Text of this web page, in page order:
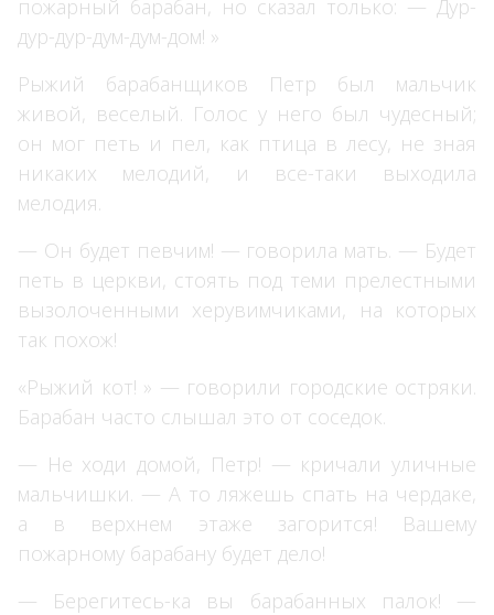
пожарный барабан, но сказал только: — Дур-
дур-дур-дум-дум-дом! »
Рыжий барабанщиков Петр был мальчик
живой, веселый. Голос у него был чудесный;
он мог петь и пел, как птица в лесу, не зная
никаких мелодий, и все-таки выходила
мелодия.
— Он будет певчим! — говорила мать. — Будет
петь в церкви, стоять под теми прелестными
вызолоченными херувимчиками, на которых
так похож!
«Рыжий кот! » — говорили городские остряки.
Барабан часто слышал это от соседок.
— Не ходи домой, Петр! — кричали уличные
мальчишки. — А то ляжешь спать на чердаке,
а в верхнем этаже загорится! Вашему
пожарному барабану будет дело!
— Берегитесь-ка вы барабанных палок! —